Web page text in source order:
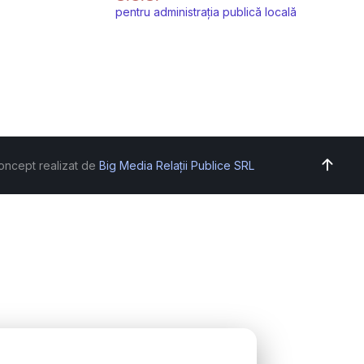
pentru administrația publică locală
realizat de Big Media Relații Publice SRL